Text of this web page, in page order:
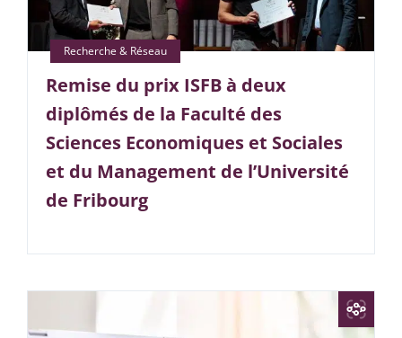
Remise du prix ISFB à deux
diplômés de la Faculté des
Sciences Economiques et Sociales
et du Management de l’Université
de Fribourg